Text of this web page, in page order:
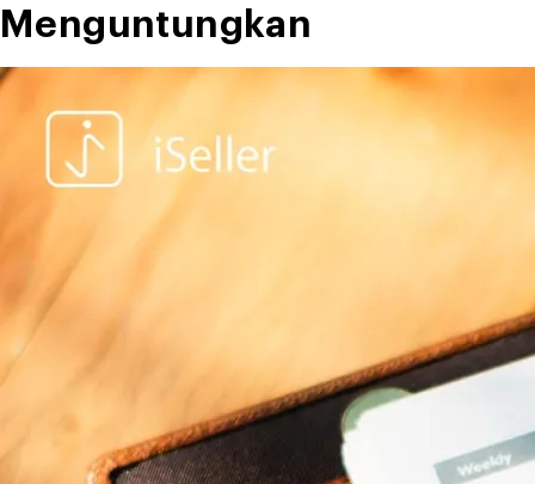
Menguntungkan